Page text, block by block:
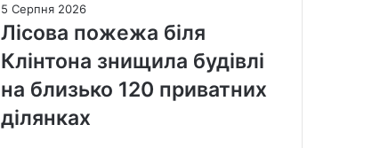
5 Серпня 2026
Лісова пожежа біля
Клінтона знищила будівлі
на близько 120 приватних
ділянках